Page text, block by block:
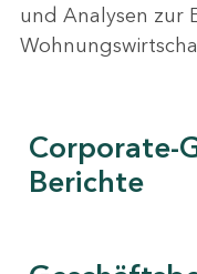
und Analysen zur
Corporate-
Berichte